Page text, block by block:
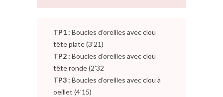
TP1 : Boucles d’oreilles avec clou
tête plate (3’21)
TP2 : Boucles d’oreilles avec clou
tête ronde (2’32
TP3 : Boucles d’oreilles avec clou à
oeillet (4’15)